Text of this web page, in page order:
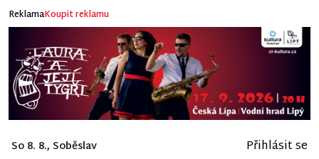
ReklamaKoupit reklamu
So 8. 8., Soběslav Přihlásit se